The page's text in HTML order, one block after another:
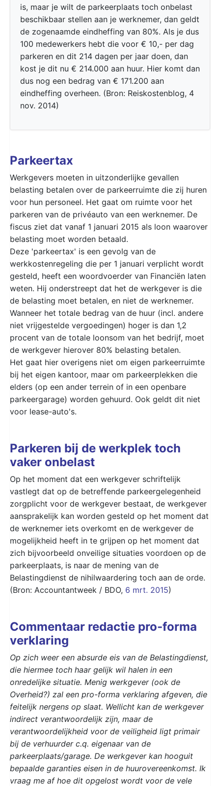
is, maar je wilt de parkeerplaats toch onbelast
beschikbaar stellen aan je werknemer, dan geldt
de zogenaamde eindheffing van 80%. Als je dus
100 medewerkers hebt die voor € 10,- per dag
parkeren en dit 214 dagen per jaar doen, dan
kost je dit nu € 214.000 aan huur. Hier komt dan
dus nog een bedrag van € 171.200 aan
eindheffing overheen. (Bron: Reiskostenblog, 4
nov. 2014)
Parkeertax
Werkgevers moeten in uitzonderlijke gevallen
belasting betalen over de parkeerruimte die zij huren
voor hun personeel. Het gaat om ruimte voor het
parkeren van de privéauto van een werknemer. De
fiscus ziet dat vanaf 1 januari 2015 als loon waarover
belasting moet worden betaald.
Deze 'parkeertax' is een gevolg van de
werkkostenregeling die per 1 januari verplicht wordt
gesteld, heeft een woordvoerder van Financiën laten
weten. Hij onderstreept dat het de werkgever is die
de belasting moet betalen, en niet de werknemer.
Wanneer het totale bedrag van de huur (incl. andere
niet vrijgestelde vergoedingen) hoger is dan 1,2
procent van de totale loonsom van het bedrijf, moet
de werkgever hierover 80% belasting betalen.
Het gaat hier overigens niet om eigen parkeerruimte
bij het eigen kantoor, maar om parkeerplekken die
elders (op een ander terrein of in een openbare
parkeergarage) worden gehuurd. Ook geldt dit niet
voor lease-auto's.
Parkeren bij de werkplek toch
vaker onbelast
Op het moment dat een werkgever schriftelijk
vastlegt dat op de betreffende parkeergelegenheid
zorgplicht voor de werkgever bestaat, de werkgever
aansprakelijk kan worden gesteld op het moment dat
de werknemer iets overkomt en de werkgever de
mogelijkheid heeft in te grijpen op het moment dat
zich bijvoorbeeld onveilige situaties voordoen op de
parkeerplaats, is naar de mening van de
Belastingdienst de nihilwaardering toch aan de orde.
(Bron: Accountantweek / BDO, 6 mrt. 2015)
Commentaar redactie pro-forma
verklaring
Op zich weer een absurde eis van de Belastingdienst,
die hiermee toch haar gelijk wil halen in een
onredelijke situatie. Menig werkgever (ook de
Overheid?) zal een pro-forma verklaring afgeven, die
feitelijk nergens op slaat. Wellicht kan de werkgever
indirect verantwoordelijk zijn, maar de
verantwoordelijkheid voor de veiligheid ligt primair
bij de verhuurder c.q. eigenaar van de
parkeerplaats/garage. De werkgever kan hooguit
bepaalde garanties eisen in de huurovereenkomst. Ik
vraag me af hoe dit opgelost wordt voor de vele